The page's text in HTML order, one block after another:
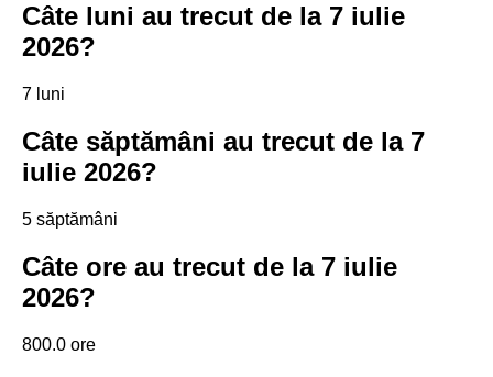
Câte luni au trecut de la 7 iulie
2026?
7 luni
Câte săptămâni au trecut de la 7
iulie 2026?
5 săptămâni
Câte ore au trecut de la 7 iulie
2026?
800.0 ore